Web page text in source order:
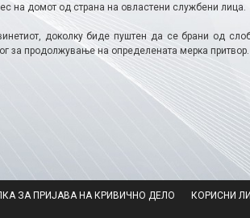
на домот од страна на овластени службени лица.
доколку биде пуштен да се брани од
за продолжување на определената мерка притвор.
ЗА ПРИЈАВА НА КРИВИЧНО ДЕЛО
КОРИСНИ